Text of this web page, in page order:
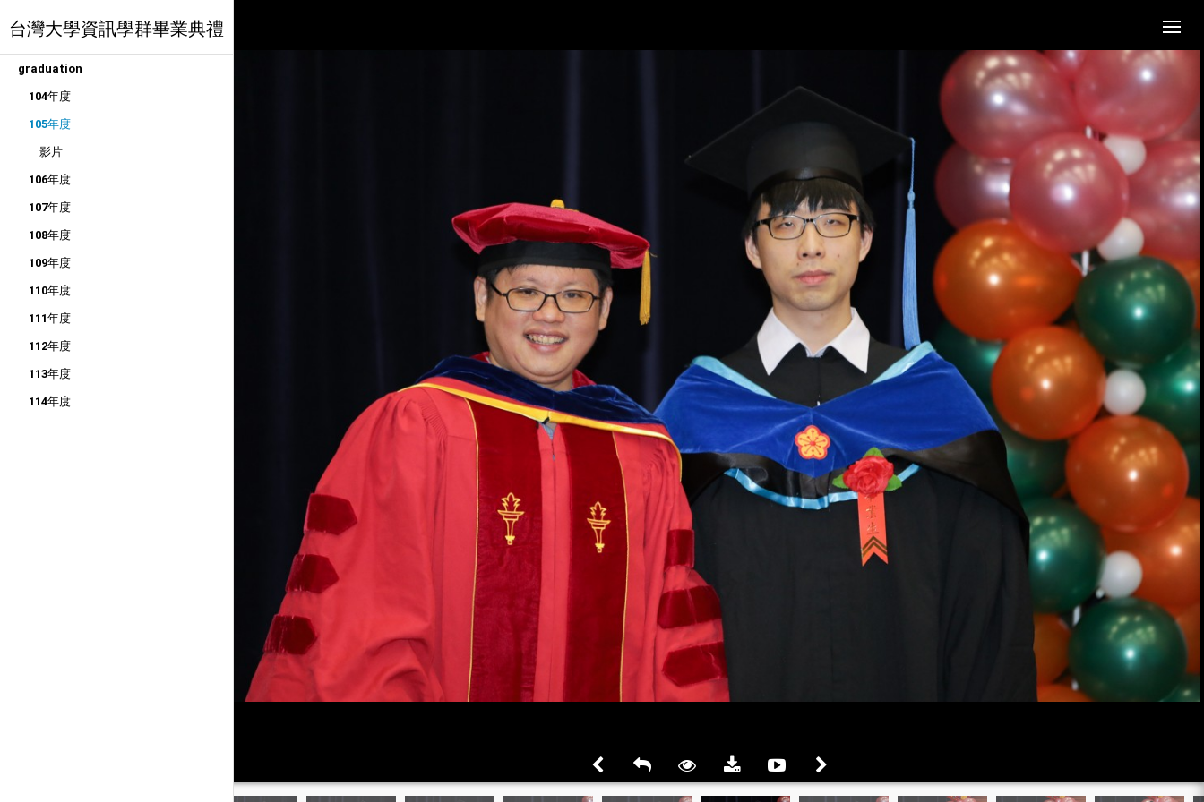
台灣大學資訊學群畢業典禮
graduation
104年度
105年度
影片
106年度
107年度
108年度
109年度
110年度
111年度
112年度
113年度
114年度